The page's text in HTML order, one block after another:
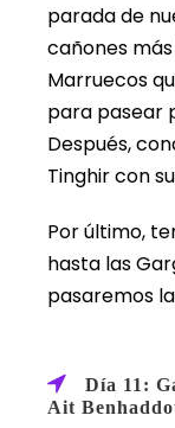
parada de
cañones
Marruecos
para pasear
Después,
Tinghir con
Por último,
hasta las
pasaremos
Día 11:
Ait